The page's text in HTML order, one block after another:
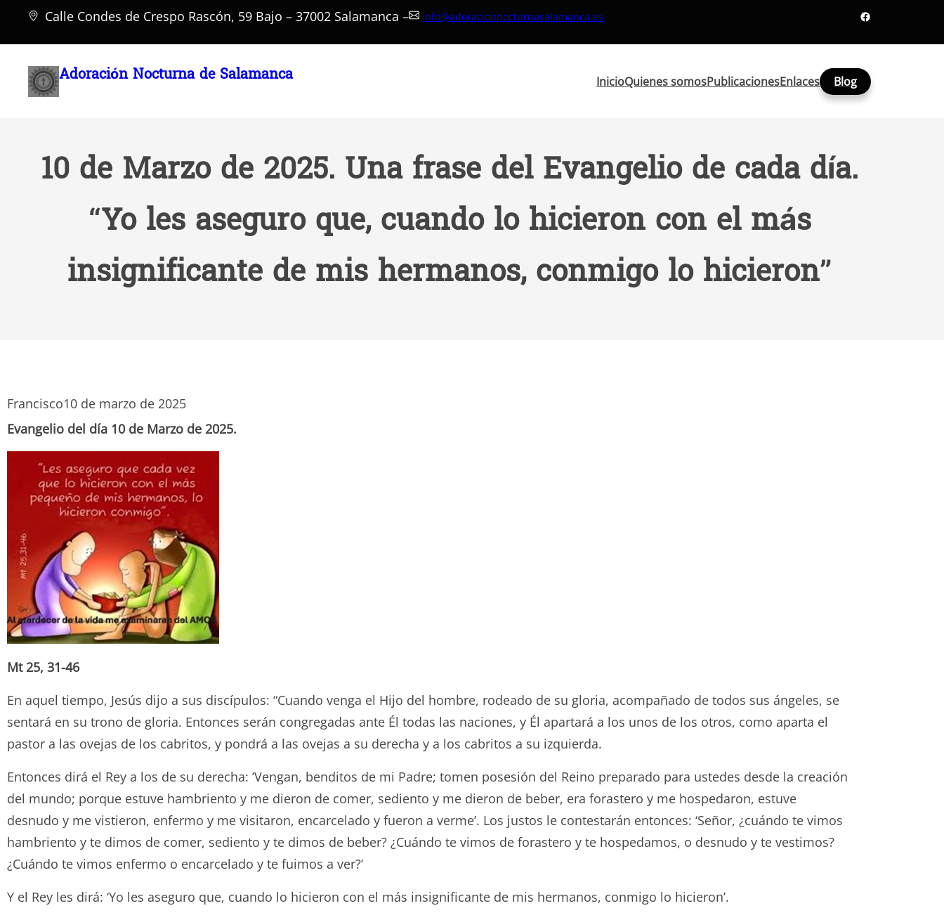
Saltar
Calle Condes de Crespo Rascón, 59 Bajo – 37002 Salamanca – info@adoracionnocturnasalamanca.es Facebook
Adoración Nocturna de Salamanca InicioQuienes somosPublicacionesEnlaces Blog
10 de Marzo de 2025. Una frase del Evangelio de cada día.
“Yo les aseguro que, cuando lo hicieron con el más
insignificante de mis hermanos, conmigo lo hicieron”
Francisco10 de marzo de 2025
Evangelio del día 10 de Marzo de 2025.
Mt 25, 31-46
En aquel tiempo, Jesús dijo a sus discípulos: “Cuando venga el Hijo del hombre, rodeado de su gloria, acompañado de todos sus ángeles, se
sentará en su trono de gloria. Entonces serán congregadas ante Él todas las naciones, y Él apartará a los unos de los otros, como aparta el
pastor a las ovejas de los cabritos, y pondrá a las ovejas a su derecha y a los cabritos a su izquierda.
Entonces dirá el Rey a los de su derecha: ‘Vengan, benditos de mi Padre; tomen posesión del Reino preparado para ustedes desde la creación
del mundo; porque estuve hambriento y me dieron de comer, sediento y me dieron de beber, era forastero y me hospedaron, estuve
desnudo y me vistieron, enfermo y me visitaron, encarcelado y fueron a verme’. Los justos le contestarán entonces: ‘Señor, ¿cuándo te vimos
hambriento y te dimos de comer, sediento y te dimos de beber? ¿Cuándo te vimos de forastero y te hospedamos, o desnudo y te vestimos?
¿Cuándo te vimos enfermo o encarcelado y te fuimos a ver?’
Y el Rey les dirá: ‘Yo les aseguro que, cuando lo hicieron con el más insignificante de mis hermanos, conmigo lo hicieron’.